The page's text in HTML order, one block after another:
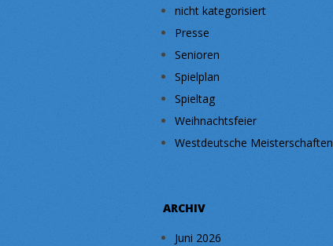
nicht kategorisiert
Presse
Senioren
Spielplan
Spieltag
Weihnachtsfeier
Westdeutsche Meisterschaften
ARCHIV
Juni 2026